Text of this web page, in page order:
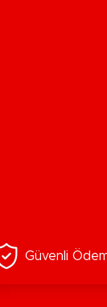
Güvenli